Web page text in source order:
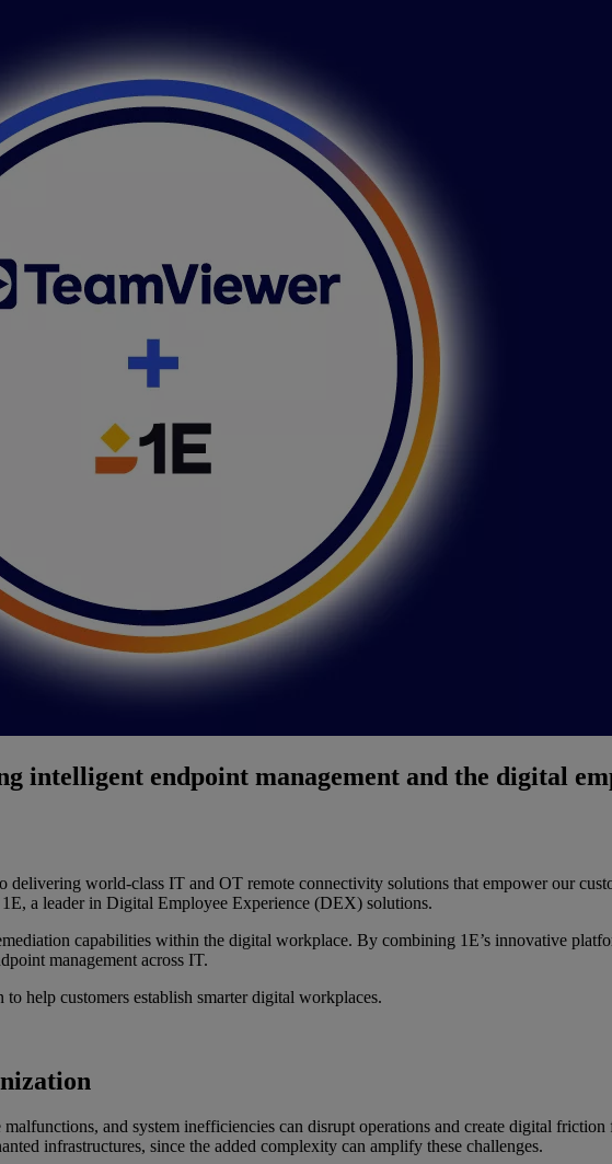
intelligent endpoint management and the digital
delivering world-class IT and OT remote connectivity solutions that empower our
a leader in Digital Employee Experience (DEX) solutions.
capabilities within the digital workplace. By combining 1E’s innovative
management across IT.
help customers establish smarter digital workplaces.
and system inefficiencies can disrupt operations and create digital
infrastructures, since the added complexity can amplify these challenges.